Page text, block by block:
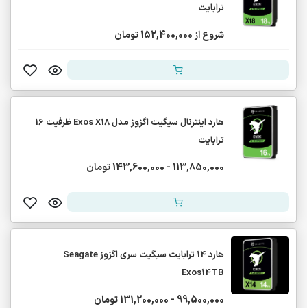
ترابایت
شروع از 152,400,000 تومان
هارد اینترنال سیگیت اگزوز مدل Exos X18 ظرفیت 16
ترابایت
113,850,000 - 143,600,000 تومان
هارد 14 ترابایت سیگیت سری اگزوز Seagate
Exos14TB
99,500,000 - 131,200,000 تومان